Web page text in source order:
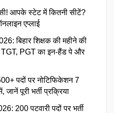
आपके स्टेट में कितनी सीटें?
एप्लाई
बिहार शिक्षक की महीने की
TGT, PGT का इन-हैंड पे और
पदों पर नोटिफिकेशन 7
पूरी भर्ती प्रक्रिया
200 पटवारी पदों पर भर्ती